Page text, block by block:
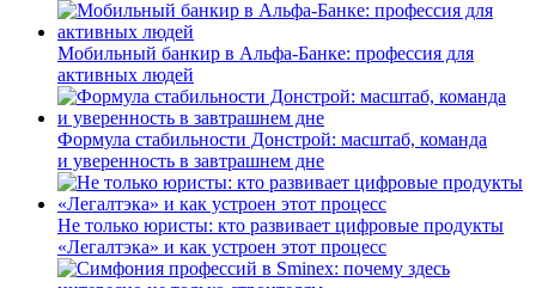
Мобильный банкир в Альфа-Банке: профессия для
активных людей
Формула стабильности Донстрой: масштаб, команда
и уверенность в завтрашнем дне
Не только юристы: кто развивает цифровые продукты
«Легалтэка» и как устроен этот процесс